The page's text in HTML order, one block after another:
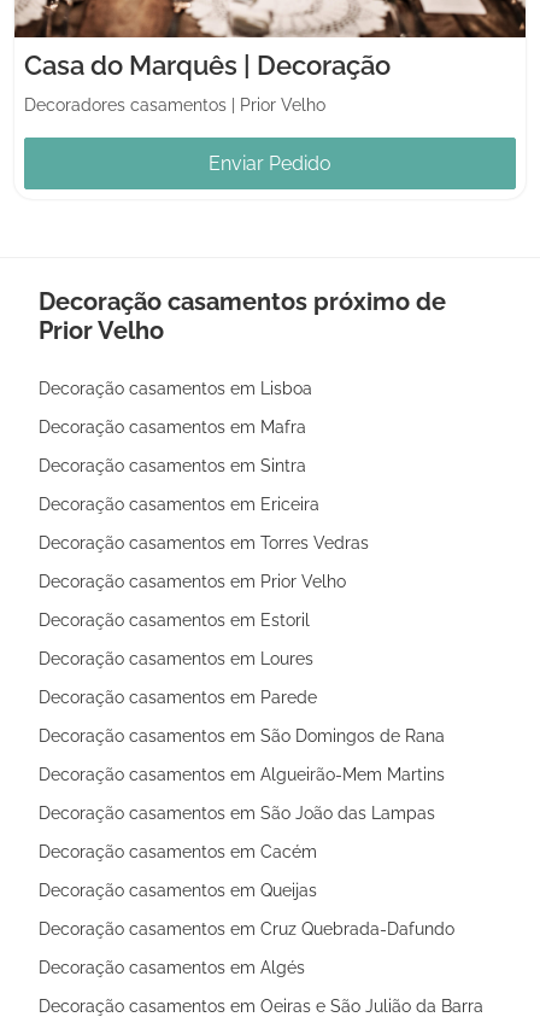
Casa do Marquês | Decoração
Decoradores casamentos Prior Velho
Enviar Pedido
Decoração casamentos próximo de
Prior Velho
Decoração casamentos em Lisboa
Decoração casamentos em Mafra
Decoração casamentos em Sintra
Decoração casamentos em Ericeira
Decoração casamentos em Torres Vedras
Decoração casamentos em Prior Velho
Decoração casamentos em Estoril
Decoração casamentos em Loures
Decoração casamentos em Parede
Decoração casamentos em São Domingos de Rana
Decoração casamentos em Algueirão-Mem Martins
Decoração casamentos em São João das Lampas
Decoração casamentos em Cacém
Decoração casamentos em Queijas
Decoração casamentos em Cruz Quebrada-Dafundo
Decoração casamentos em Algés
Decoração casamentos em Oeiras e São Julião da Barra